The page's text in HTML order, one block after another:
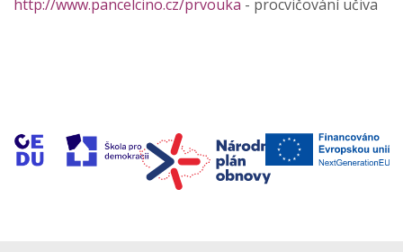
http://www.pancelcino.cz/prvouka - procvičování učiva